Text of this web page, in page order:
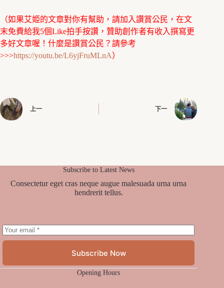
（如果艾姫的文章對你有幫助，請加入讚賞公民，在文
末免費給我5個Like拍手按讚，贊助創作者有收入撰寫更
多好文章喔！什麼是讚賞公民？請參考
>>>https://youtu.be/L6yjFruMLnA）
上一 下一
Subscribe to Latest News
Consectetur eget cras neque augue malesuada urna urna
hendrerit tellus.
Subscribe Now
Opening Hours